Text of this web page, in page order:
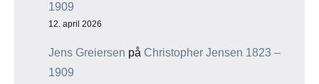
1909
12. april 2026
Jens Greiersen på Christopher Jensen 1823 –
1909